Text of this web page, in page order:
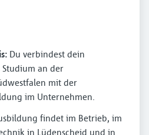
Du verbindest dein
Studium an der
mit der
im Unternehmen.
findet im Betrieb, im
in Lüdenscheid und in